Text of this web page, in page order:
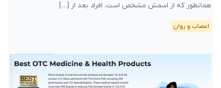
همانطور که از اسمش مشخص است، افراد بعد از […]
اعصاب و روان